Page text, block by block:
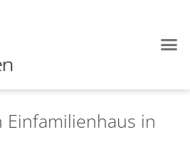
Einfamilienhaus in